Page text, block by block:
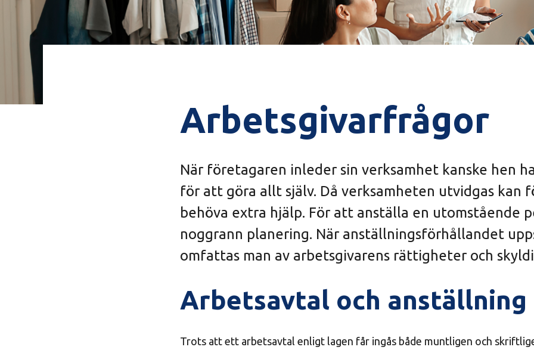
Arbetsgivarfrågor
När företagaren inleder sin verksamhet kanske hen
för att göra allt själv. Då verksamheten utvidgas kan
behöva extra hjälp. För att anställa en utomstående
noggrann planering. När anställningsförhållandet
omfattas man av arbetsgivarens rättigheter och
Arbetsavtal och anställning
Trots att ett arbetsavtal enligt lagen får ingås både muntligen och